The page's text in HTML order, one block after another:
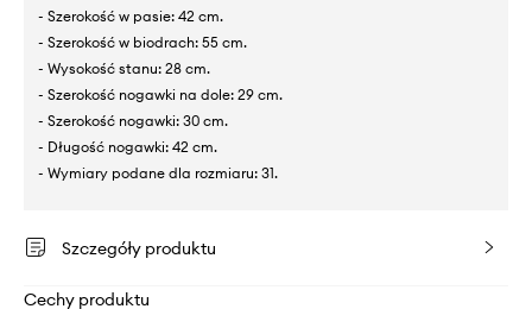
- Szerokość w pasie: 42 cm.
- Szerokość w biodrach: 55 cm.
- Wysokość stanu: 28 cm.
- Szerokość nogawki na dole: 29 cm.
- Szerokość nogawki: 30 cm.
- Długość nogawki: 42 cm.
- Wymiary podane dla rozmiaru: 31.
Szczegóły produktu
Cechy produktu